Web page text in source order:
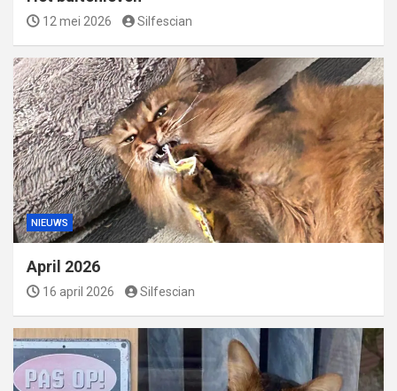
12 mei 2026 Silfescian
NIEUWS
April 2026
16 april 2026 Silfescian